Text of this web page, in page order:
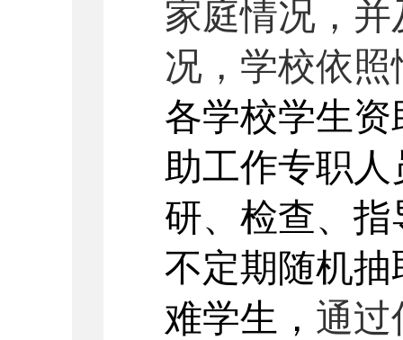
家庭情况，
况，学校依
各学校学生
助工作专职
研、检查、
不定期随机
难学生， 通过